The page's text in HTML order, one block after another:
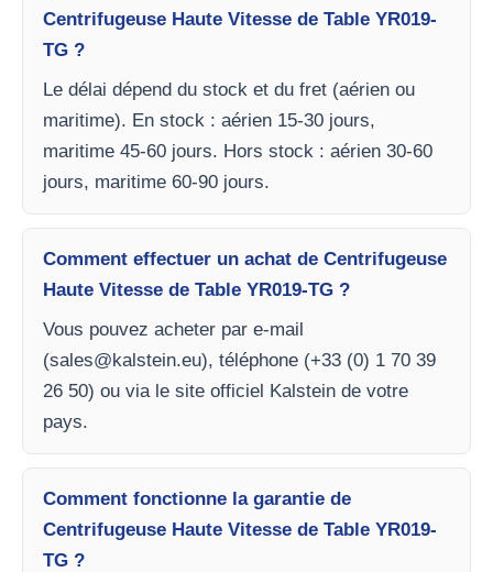
Centrifugeuse Haute Vitesse de Table YR019-
TG ?
Le délai dépend du stock et du fret (aérien ou
maritime). En stock : aérien 15-30 jours,
maritime 45-60 jours. Hors stock : aérien 30-60
jours, maritime 60-90 jours.
Comment effectuer un achat de Centrifugeuse
Haute Vitesse de Table YR019-TG ?
Vous pouvez acheter par e-mail
(sales@kalstein.eu), téléphone (+33 (0) 1 70 39
26 50) ou via le site officiel Kalstein de votre
pays.
Comment fonctionne la garantie de
Centrifugeuse Haute Vitesse de Table YR019-
TG ?